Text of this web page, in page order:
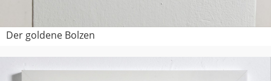
Der goldene Bolzen